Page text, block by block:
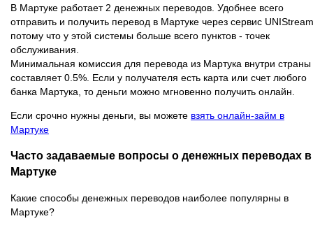
В Мартуке работает 2 денежных переводов. Удобнее всего
отправить и получить перевод в Мартуке через сервис
потому что у этой системы больше всего пунктов - точек
обслуживания.
Минимальная комиссия для перевода из Мартука внутри страны
составляет 0.5%. Если у получателя есть карта или счет любого
банка Мартука, то деньги можно мгновенно получить онлайн.
Если срочно нужны деньги, вы можете взять онлайн-займ в
Мартуке
Часто задаваемые вопросы о денежных переводах в
Мартуке
Какие способы денежных переводов наиболее популярны в
Мартуке?